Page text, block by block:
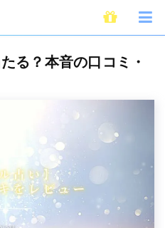
は？当たる？本音の口コミ・評判
る？本音の口コミ・